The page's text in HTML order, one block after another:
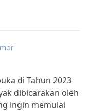
di Tahun 2023
dibicarakan oleh
ingin memulai